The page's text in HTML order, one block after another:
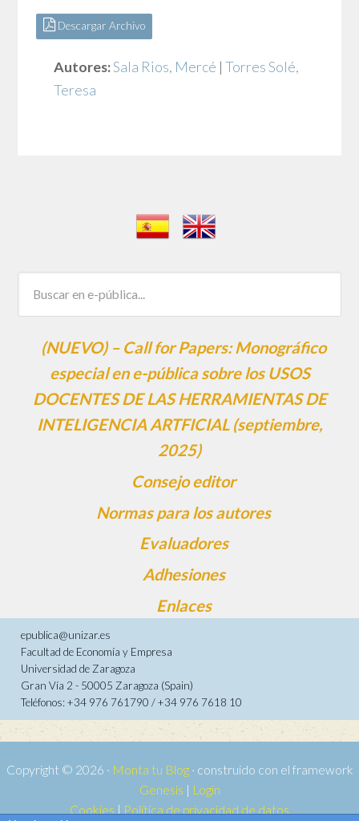
Descargar Archivo
Autores:Sala Rios, Mercé |Torres Solé,
Teresa
(NUEVO) – Call for Papers: Monográfico
especial en e-pública sobre los USOS
DOCENTES DE LAS HERRAMIENTAS DE
INTELIGENCIA ARTFICIAL (septiembre,
2025)
Consejo editor
Normas para los autores
Evaluadores
Adhesiones
Enlaces
epublica@unizar.es
Facultad de Economía y Empresa
Universidad de Zaragoza
Gran Vía 2 - 50005 Zaragoza (Spain)
Teléfonos: +34 976 761790 / +34 976 7618 10
Copyright © 2026 · Monta tu Blog· construido con el framework
Genesis | Login
Cookies | Política de privacidad de datos